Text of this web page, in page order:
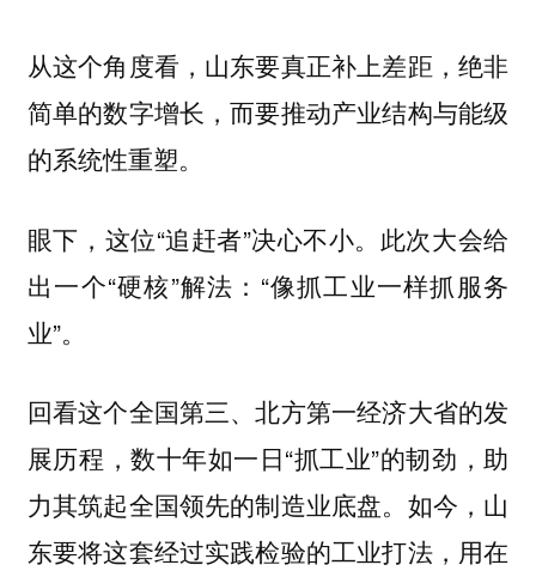
从这个角度看，山东要真正补上差距，绝非
简单的数字增长，而要推动产业结构与能级
的系统性重塑。
眼下，这位“追赶者”决心不小。此次大会给
出一个“硬核”解法：“像抓工业一样抓服务
业”。
回看这个全国第三、北方第一经济大省的发
展历程，数十年如一日“抓工业”的韧劲，助
力其筑起全国领先的制造业底盘。如今，山
东要将这套经过实践检验的工业打法，用在